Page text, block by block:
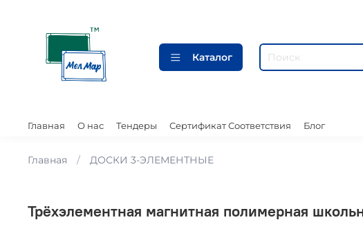
Каталог
Главная О нас Тендеры Сертификат Соответствия Блог
Главная ДОСКИ 3-ЭЛЕМЕНТНЫЕ
Трёхэлементная магнитная полимерная